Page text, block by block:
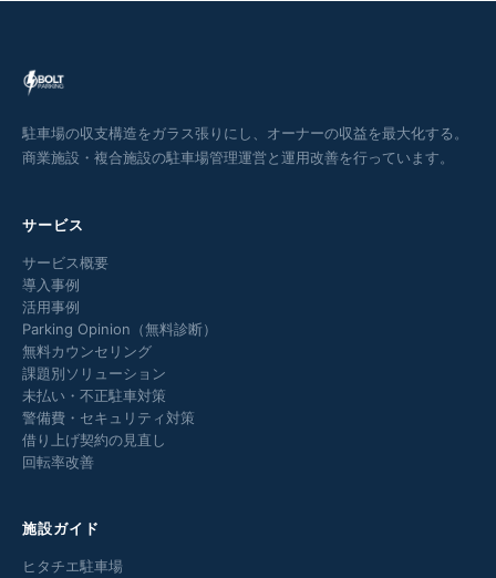
駐車場の収支構造をガラス張りにし、オーナーの収益を最大化する。
商業施設・複合施設の駐車場管理運営と運用改善を行っています。
サービス
サービス概要
導入事例
活用事例
Parking Opinion（無料診断）
無料カウンセリング
課題別ソリューション
未払い・不正駐車対策
警備費・セキュリティ対策
借り上げ契約の見直し
回転率改善
施設ガイド
ヒタチエ駐車場